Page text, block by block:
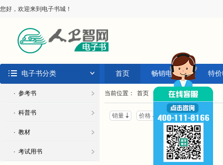
您好，欢迎来到电子书城！
电子书分类 首页 畅销电子书 特
· 参考书
· 科普书
· 教材
· 考试用书
当前位置： 首页 > 教材 > 中医走出去
销量 价格 上架时间